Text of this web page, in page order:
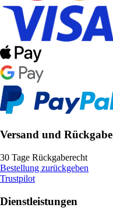
Versand und Rückgabe
30 Tage Rückgaberecht
Bestellung zurückgeben
Trustpilot
Dienstleistungen